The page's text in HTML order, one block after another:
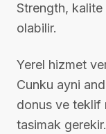
Strength,
olabilir.
Yerel hizmet
Cunku ayni
donus ve teklif
tasimak